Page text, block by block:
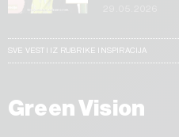
SVE VESTI IZ RUBRIKE INSPIRACIJA
Green Vision